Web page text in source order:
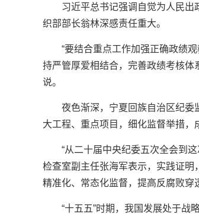
习近平总书记强调自觉为人民出
织部部长翁林深感责任重大。
“要结合重点工作加强正确政绩
持严管厚爱相结合，完善政绩考核体
说。
夜色渐深，宁夏回族自治区纪委
大工程、重点项目，细化监督举措，
“从二十届中央纪委五次全会到
检查室副主任张海军表示，实践证明
精准化、常态化监督，提高反腐败穿
“十五五”时期，我国发展处于战